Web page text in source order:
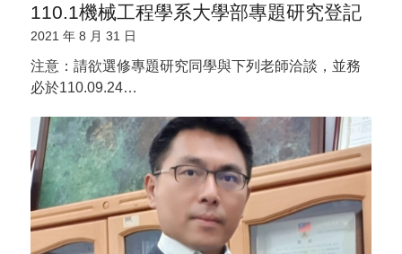
110.1機械工程學系大學部專題研究登記
2021 年 8 月 31 日
注意：請欲選修專題研究同學與下列老師洽談，並務
必於110.09.24…